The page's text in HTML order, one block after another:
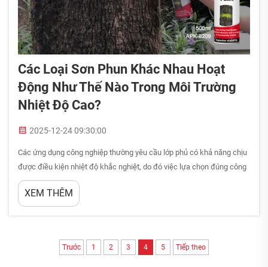
Các Loại Sơn Phun Khác Nhau Hoạt
Động Như Thế Nào Trong Môi Trường
Nhiệt Độ Cao?
2025-12-24 09:30:00
Các ứng dụng công nghiệp thường yêu cầu lớp phủ có khả năng chịu
được điều kiện nhiệt độ khắc nghiệt, do đó việc lựa chọn đúng công
thức sơn là yếu tố then chốt đối với hiệu suất và an toàn lâu dài. Khi
tiếp xúc với nhiệt độ cao, các loại sơn thông thường...
XEM THÊM
Trước 1 2 3 4 5 Tiếp theo